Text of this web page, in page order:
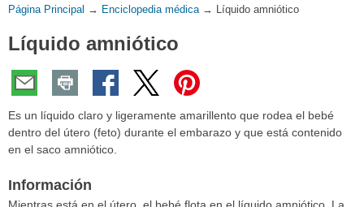
Usted
aquí:
Página Principal → Enciclopedia médica → Líquido amniótico
Líquido amniótico
Es un líquido claro y ligeramente amarillento que rodea el bebé
dentro del útero (feto) durante el embarazo y que está contenido
en el saco amniótico.
Información